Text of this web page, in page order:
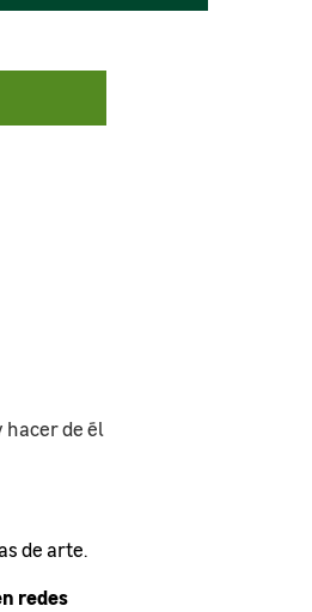
hacer de él
de arte.
redes